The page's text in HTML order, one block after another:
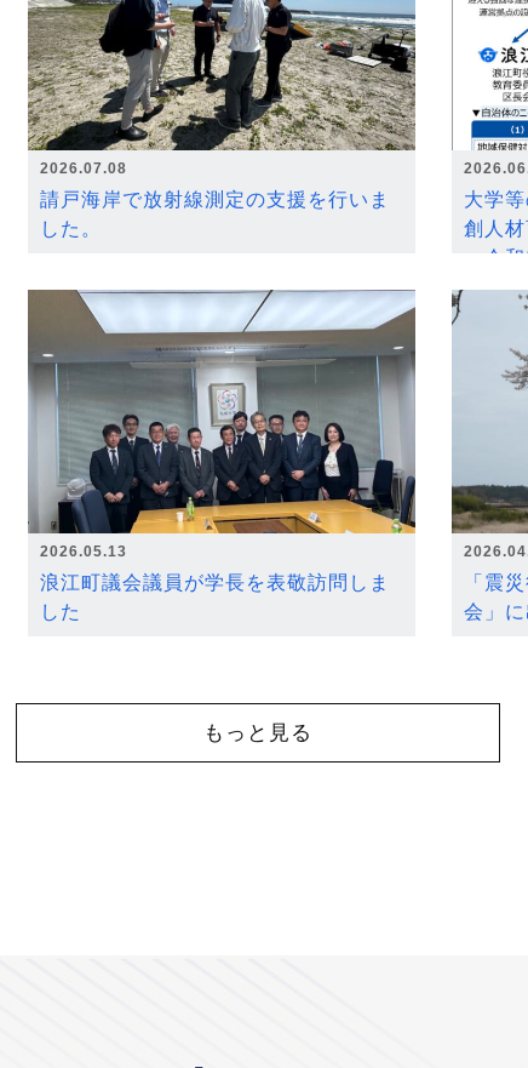
2026.07.08
請戸海岸で放射線測定の支援を行いま
した。
大学
創人
～令
2026.05.13
浪江町議会議員が学長を表敬訪問しま
した
「震
会」
もっと見る